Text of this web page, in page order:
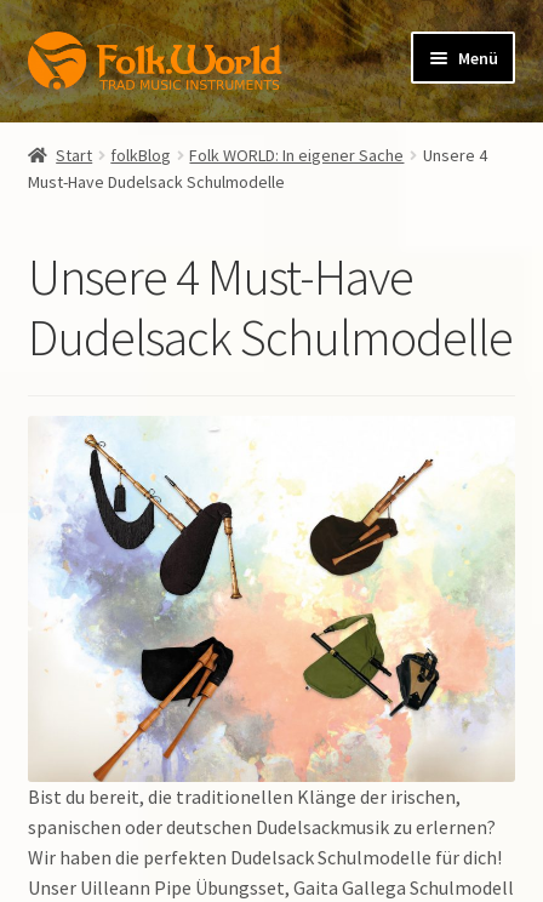
Zur
Navigation
springen
Zum
Inhalt
springen
Menü
folkFlute
öffnen
folkPipe
Verlag der Spielleute
Warenkorb (0 Artikel)
Suchen
nach:
Start folkBlog Folk WORLD: In eigener Sache
Unsere 4
Must-Have Dudelsack Schulmodelle
Unsere 4 Must-Have
Dudelsack Schulmodelle
Bist du bereit, die traditionellen Klänge der irischen,
spanischen oder deutschen Dudelsackmusik zu erlernen?
Wir haben die perfekten Dudelsack Schulmodelle für dich!
Unser Uilleann Pipe Übungsset, Gaita Gallega Schulmodell